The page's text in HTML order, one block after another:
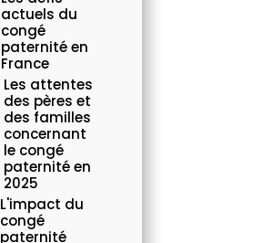
actuels du
congé
paternité en
France
Les attentes
des pères et
des familles
concernant
le congé
paternité en
2025
L'impact du
congé
paternité